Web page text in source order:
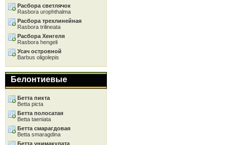
Расбора светлячок
Rasbora urophthalma
Расбора трехлинейная
Rasbora trilineata
Расбора Хенгеля
Rasbora hengeli
Усач островной
Barbus oligolepis
Белонтиевые
Бетта пикта
Betta picta
Бетта полосатая
Betta taeniata
Бетта смарагдовая
Betta smaragdina
Бетта унимакулата